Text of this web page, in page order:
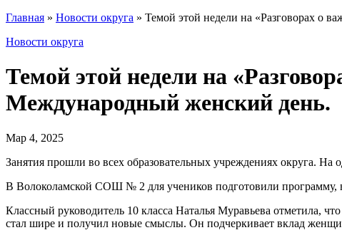
Главная » Новости округа » Темой этой недели на «Разговорах о
Новости округа
Темой этой недели на
Международный женский день.
Мар 4, 2025
Занятия прошли во всех образовательных учреждениях округа.
В Волоколамской СОШ № 2 для учеников подготовили программу,
Классный руководитель 10 класса Наталья Муравьева отметила,
стал шире и получил новые смыслы. Он подчеркивает вклад